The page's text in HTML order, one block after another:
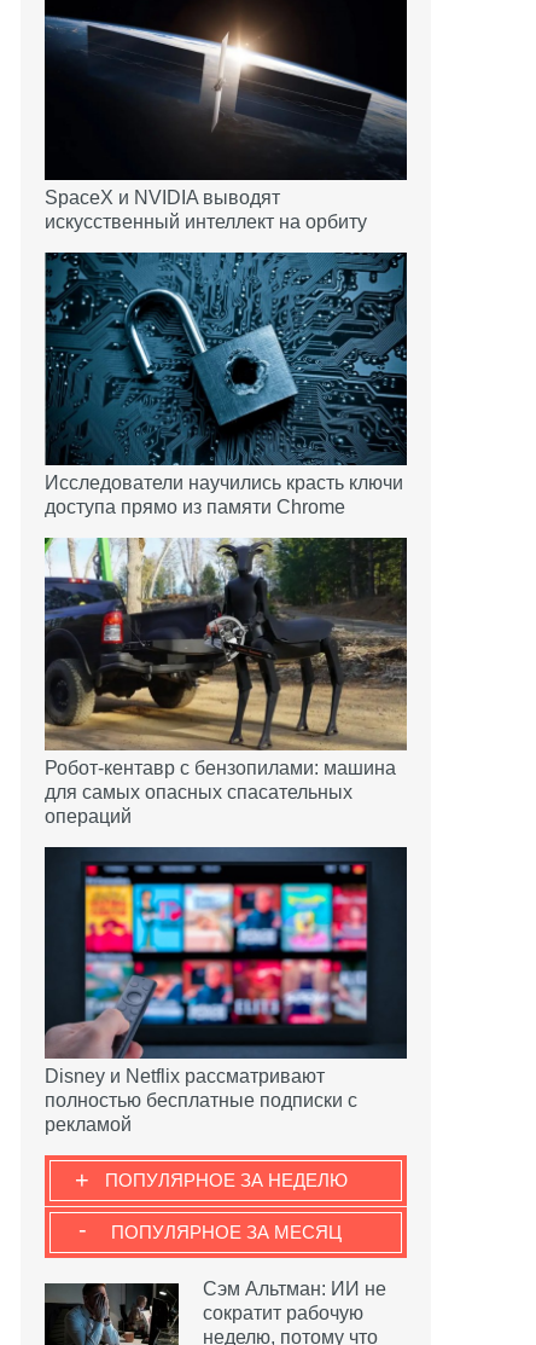
SpaceX и NVIDIA выводят
искусственный интеллект на орбиту
Исследователи научились красть ключи
доступа прямо из памяти Chrome
Робот-кентавр с бензопилами: машина
для самых опасных спасательных
операций
Disney и Netflix рассматривают
полностью бесплатные подписки с
рекламой
ПОПУЛЯРНОЕ ЗА НЕДЕЛЮ
+
ПОПУЛЯРНОЕ ЗА МЕСЯЦ
-
Сэм Альтман: ИИ не
сократит рабочую
неделю, потому что